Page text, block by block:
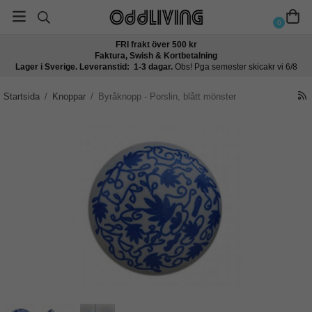
0
FRI frakt över 500 kr
Faktura, Swish & Kortbetalning
Lager i Sverige. Leveranstid: 1-3 dagar. Obs! Pga semester skicakr vi 6/8
Startsida / Knoppar / Byråknopp - Porslin, blått mönster